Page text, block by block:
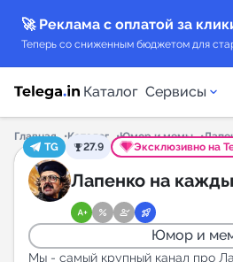
🚀 Реклама с оплатой за
Теперь со сниженным бюджетом для
Каталог Сервисы
Каталог каналов
Каталог ботов
Горящие предложения
Главная Каталог Юмор и мемы
TG
27.9 Эксклюзивно на
Лапенко на
Юмор и
Мы - самый крупный канал про